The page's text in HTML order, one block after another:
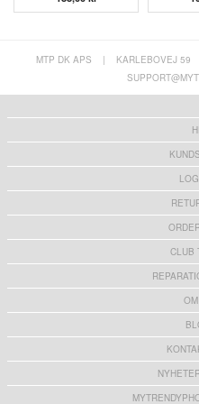
MTP DK APS | KARLEBOVEJ 59
CLUB